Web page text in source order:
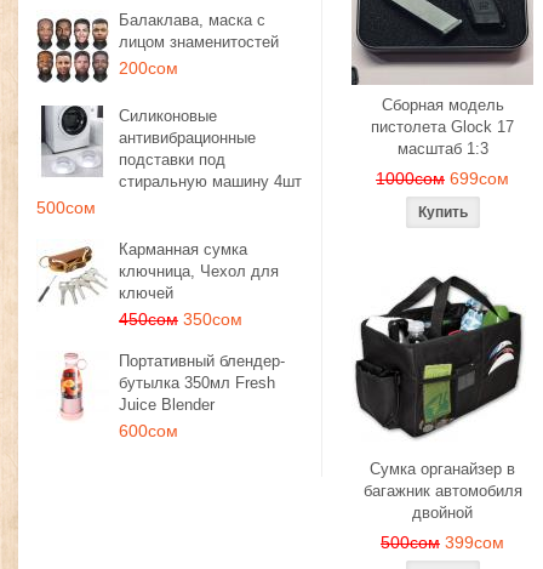
Балаклава, маска с
лицом знаменитостей
200сом
Силиконовые
антивибрационные
подставки под
стиральную машину 4шт
500сом
Карманная сумка
ключница, Чехол для
ключей
450сом 350сом
Портативный блендер-
бутылка 350мл Fresh
Juice Blender
600сом
Сборная модель
пистолета Glock 17
масштаб 1:3
1000сом 699сом
Сумка органайзер в
багажник автомобиля
двойной
500сом 399сом